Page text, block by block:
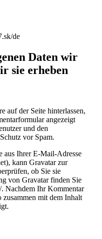
de
Daten wir
sie erheben
auf der Seite hinterlassen,
angezeigt
und den
vor Spam.
aus Ihrer E-Mail-Adresse
kann Gravatar zur
ob Sie sie
von Gravatar finden Sie
Nachdem Ihr Kommentar
mit dem Inhalt